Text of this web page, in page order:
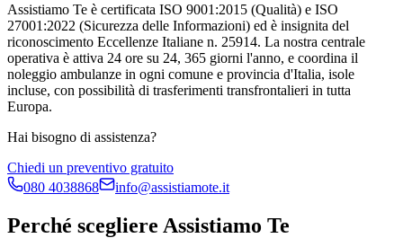
Assistiamo Te è certificata ISO 9001:2015 (Qualità) e ISO
27001:2022 (Sicurezza delle Informazioni) ed è insignita del
riconoscimento Eccellenze Italiane n. 25914. La nostra centrale
operativa è attiva 24 ore su 24, 365 giorni l'anno, e coordina il
noleggio ambulanze in ogni comune e provincia d'Italia, isole
incluse, con possibilità di trasferimenti transfrontalieri in tutta
Europa.
Hai bisogno di assistenza?
Chiedi un preventivo gratuito
080 4038868
info@assistiamote.it
Perché scegliere Assistiamo Te